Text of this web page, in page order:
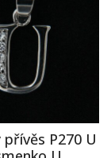
P270 U